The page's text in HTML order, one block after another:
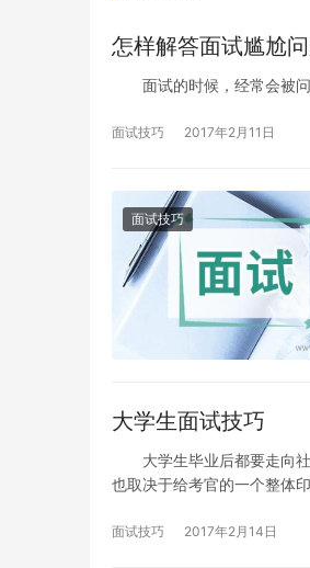
怎样解答面试尴尬
面试的时候，经常会被问
面试技巧 2017年2月11日
面试技巧
大学生面试技巧
大学生毕业后都要走向社
也取决于给考官的一个整体
面试技巧 2017年2月14日